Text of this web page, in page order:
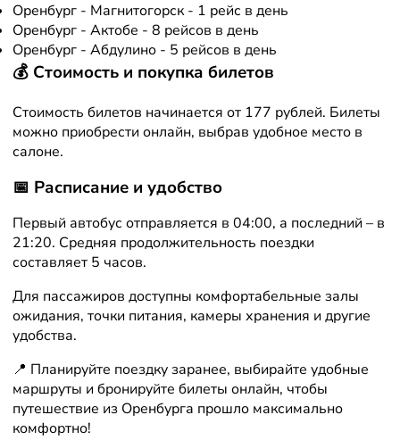
Оренбург - Магнитогорск - 1 рейс в день
Оренбург - Актобе - 8 рейсов в день
Оренбург - Абдулино - 5 рейсов в день
💰 Стоимость и покупка билетов
Стоимость билетов начинается от 177 рублей. Билеты
можно приобрести онлайн, выбрав удобное место в
салоне.
📅 Расписание и удобство
Первый автобус отправляется в 04:00, а последний – в
21:20. Средняя продолжительность поездки
составляет 5 часов.
Для пассажиров доступны комфортабельные залы
ожидания, точки питания, камеры хранения и другие
удобства.
📍 Планируйте поездку заранее, выбирайте удобные
маршруты и бронируйте билеты онлайн, чтобы
путешествие из Оренбурга прошло максимально
комфортно!